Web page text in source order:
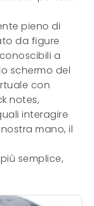
pieno di
da figure
a
schermo del
con
notes,
interagire
mano, il
semplice,